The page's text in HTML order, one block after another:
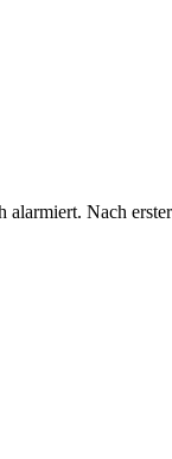
alarmiert. Nach